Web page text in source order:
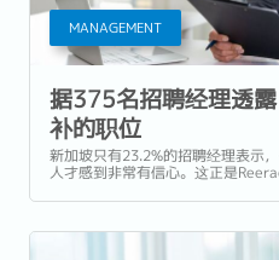
MANAGEMENT
据375名招聘经理透
补的职位
新加坡只有23.2%的招聘经理表示
人才感到非常有信心。这正是
是什么阻碍了他们的招聘计划。...